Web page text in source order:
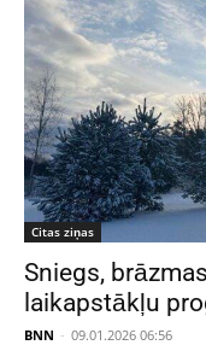
Citas ziņas
Sniegs,
laikapstākļu
BNN - 09.01.2026 06:56